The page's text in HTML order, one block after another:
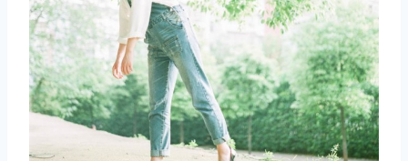
取消 搜索